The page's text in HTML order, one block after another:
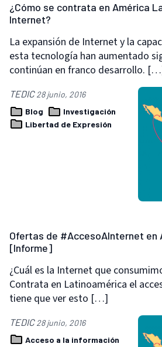
¿Cómo se contrata en América
Internet?
La expansión de Internet y la
esta tecnología han aumentado
continúan en franco desarrollo.
TEDIC28 junio, 2016
Blog
Investigación
Libertad de Expresión
Ofertas de #AccesoAInternet en
[Informe]
¿Cuál es la Internet que
Contrata en Latinoamérica el
tiene que ver esto […]
TEDIC28 junio, 2016
Acceso a la información